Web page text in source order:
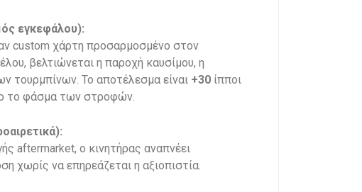
εγκεφάλου):
custom χάρτη προσαρμοσμένο στον
βελτιώνεται η παροχή καυσίμου, η
τουρμπίνων. Το αποτέλεσμα είναι +30 ίπποι
το φάσμα των στροφών.
aftermarket, ο κινητήρας αναπνέει
χωρίς να επηρεάζεται η αξιοπιστία.